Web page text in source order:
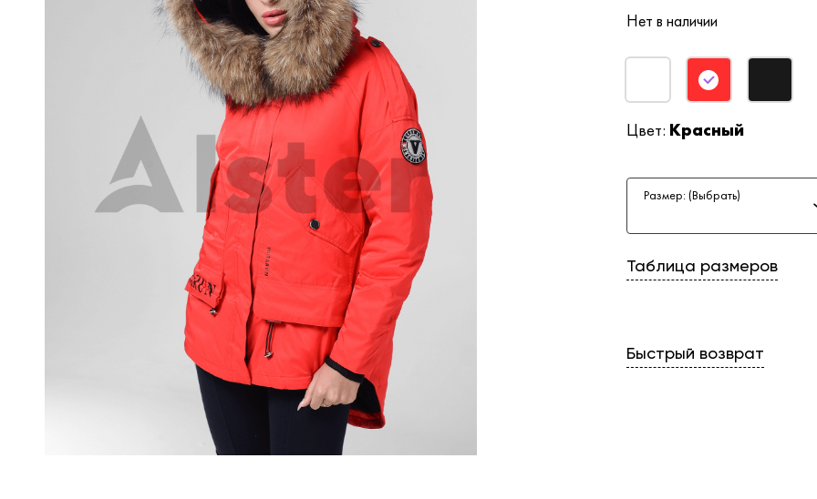
Нет в наличии
Цвет: Красный
Размер: (Выбрать)
Таблица размеров
Быстрый возврат